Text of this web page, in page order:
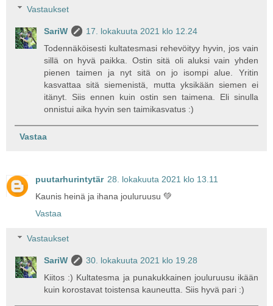
Vastaukset
SariW
17. lokakuuta 2021 klo 12.24
Todennäköisesti kultatesmasi rehevöityy hyvin, jos vain
sillä on hyvä paikka. Ostin sitä oli aluksi vain yhden
pienen taimen ja nyt sitä on jo isompi alue. Yritin
kasvattaa sitä siemenistä, mutta yksikään siemen ei
itänyt. Siis ennen kuin ostin sen taimena. Eli sinulla
onnistui aika hyvin sen taimikasvatus :)
Vastaa
puutarhurintytär 28. lokakuuta 2021 klo 13.11
Kaunis heinä ja ihana jouluruusu 💚
Vastaa
Vastaukset
SariW
30. lokakuuta 2021 klo 19.28
Kiitos :) Kultatesma ja punakukkainen jouluruusu ikään
kuin korostavat toistensa kauneutta. Siis hyvä pari :)